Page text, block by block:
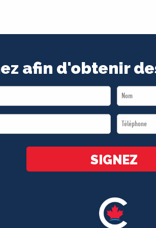
afin d'obtenir
Last
Name
Téléphone
*
SIGNEZ